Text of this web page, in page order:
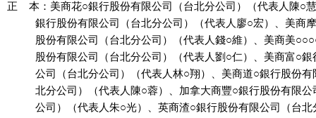
正    本：美商花○銀行股份有限公司（台北分公司）（代表人陳○
銀行股份有限公司（台北分公司）（代表人廖○宏）、美商
股份有限公司（台北分公司）（代表人錢○維）、美商美
股份有限公司（台北分公司）（代表人劉○仁）、美商富○
公司（台北分公司）（代表人林○翔）、美商道○銀行股份
北分公司）（代表人陳○蓉）、加拿大商豐○銀行股份有限
公司）（代表人朱○光）、英商渣○銀行股份有限公司（台